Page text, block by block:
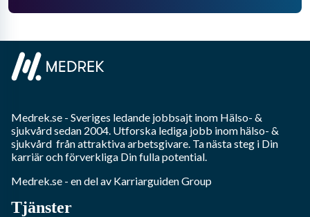
Medrek.se - Sveriges ledande jobbsajt inom Hälso- &
sjukvårdsedan 2004. Utforska lediga jobb inomhälso- &
sjukvård från attraktiva arbetsgivare. Ta nästa steg i Din
karriär och förverkliga Din fulla potential.
Medrek.se - en del av Karriarguiden Group
Tjänster